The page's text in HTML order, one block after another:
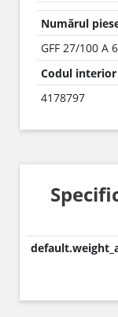
Numărul
GFF 27/100 A
Codul interior
4178797